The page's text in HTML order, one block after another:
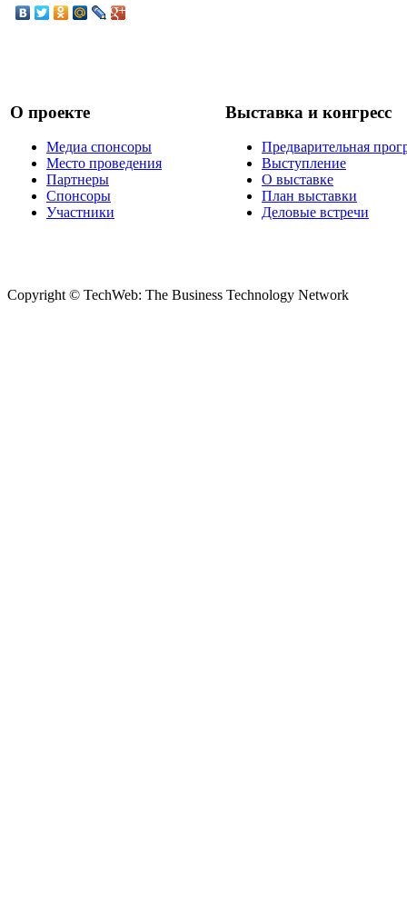
О проекте
Медиа спонсоры
Место проведения
Партнеры
Спонсоры
Участники
Выставка и конгресс
Предварительная
Выступление
О выставке
План выставки
Деловые встречи
Copyright © TechWeb: The Business Technology Network